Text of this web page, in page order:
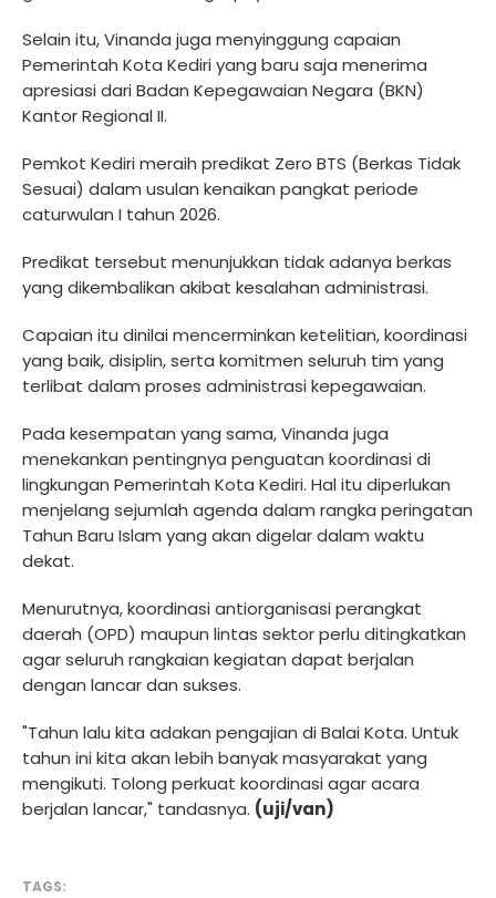
Selain itu, Vinanda juga menyinggung capaian
Pemerintah Kota Kediri yang baru saja menerima
apresiasi dari Badan Kepegawaian Negara (BKN)
Kantor Regional II.
Pemkot Kediri meraih predikat Zero BTS (Berkas Tidak
Sesuai) dalam usulan kenaikan pangkat periode
caturwulan I tahun 2026.
Predikat tersebut menunjukkan tidak adanya berkas
yang dikembalikan akibat kesalahan administrasi.
Capaian itu dinilai mencerminkan ketelitian, koordinasi
yang baik, disiplin, serta komitmen seluruh tim yang
terlibat dalam proses administrasi kepegawaian.
Pada kesempatan yang sama, Vinanda juga
menekankan pentingnya penguatan koordinasi di
lingkungan Pemerintah Kota Kediri. Hal itu diperlukan
menjelang sejumlah agenda dalam rangka peringatan
Tahun Baru Islam yang akan digelar dalam waktu
dekat.
Menurutnya, koordinasi antiorganisasi perangkat
daerah (OPD) maupun lintas sektor perlu ditingkatkan
agar seluruh rangkaian kegiatan dapat berjalan
dengan lancar dan sukses.
"Tahun lalu kita adakan pengajian di Balai Kota. Untuk
tahun ini kita akan lebih banyak masyarakat yang
mengikuti. Tolong perkuat koordinasi agar acara
berjalan lancar," tandasnya. (uji/van)
TAGS: